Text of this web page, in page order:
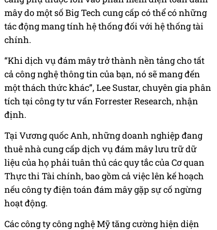
mây do một số Big Tech cung cấp có thể có những
tác động mang tính hệ thống đối với hệ thống tài
chính.
“Khi dịch vụ đám mây trở thành nền tảng cho tất
cả công nghệ thông tin của bạn, nó sẽ mang đến
một thách thức khác”, Lee Sustar, chuyên gia phân
tích tại công ty tư vấn Forrester Research, nhận
định.
Tại Vương quốc Anh, những doanh nghiệp đang
thuê nhà cung cấp dịch vụ đám mây lưu trữ dữ
liệu của họ phải tuân thủ các quy tắc của Cơ quan
Thực thi Tài chính, bao gồm cả việc lên kế hoạch
nếu công ty điện toán đám mây gặp sự cố ngừng
hoạt động.
Các công ty công nghệ Mỹ tăng cường hiện diện